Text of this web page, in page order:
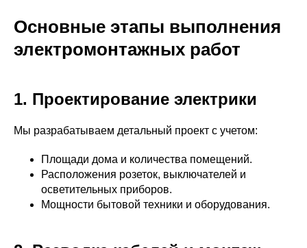
Основные этапы выполнения
электромонтажных работ
1. Проектирование электрики
Мы разрабатываем детальный проект с учетом:
Площади дома и количества помещений.
Расположения розеток, выключателей и
осветительных приборов.
Мощности бытовой техники и оборудования.